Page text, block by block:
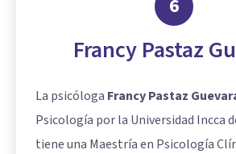
6
Francy Pastaz
La psicóloga Francy Pastaz
Psicología por la Universidad Incca
tiene una Maestría en Psicología